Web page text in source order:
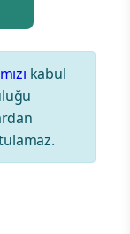
kabul